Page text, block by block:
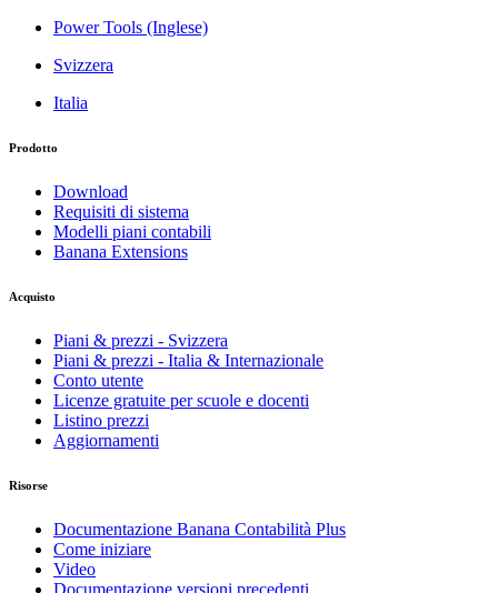
Power Tools (Inglese)
Svizzera
Italia
Prodotto
Download
Requisiti di sistema
Modelli piani contabili
Banana Extensions
Acquisto
Piani & prezzi - Svizzera
Piani & prezzi - Italia & Internazionale
Conto utente
Licenze gratuite per scuole e docenti
Listino prezzi
Aggiornamenti
Risorse
Documentazione Banana Contabilità Plus
Come iniziare
Video
Documentazione versioni precedenti